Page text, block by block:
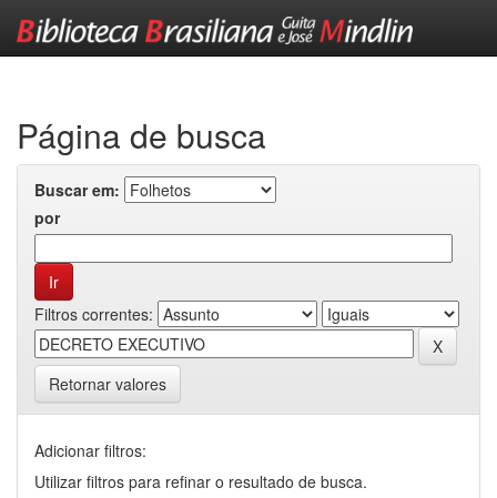
Página de busca
Buscar em:
por
Filtros correntes:
Retornar valores
Adicionar filtros:
Utilizar filtros para refinar o resultado de busca.